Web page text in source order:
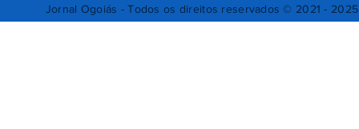
Jornal Ogoiás - Todos os direitos reservados © 2021 - 2025